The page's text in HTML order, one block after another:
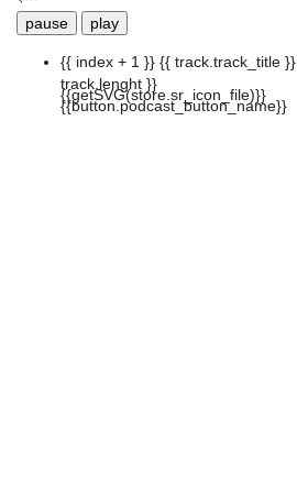
pause play
{{ index + 1 }} {{ track.track_title }}
track.lenght }}
{{getSVG(store.sr_icon_file)}}
{{button.podcast_button_name}}